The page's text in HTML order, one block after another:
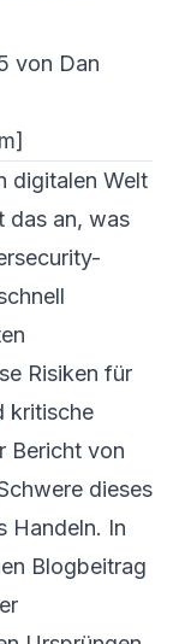
von Dan
digitalen Welt
das an, was
Risiken für
kritische
Bericht von
dieses
Handeln. In
Blogbeitrag